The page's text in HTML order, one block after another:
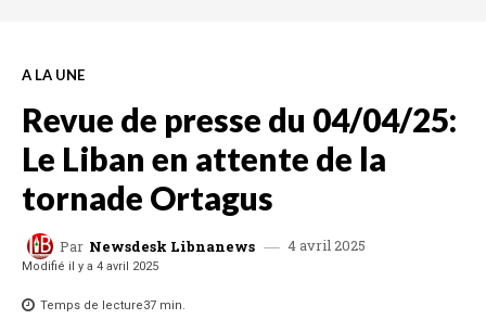
A LA UNE
Revue de presse du 04/04/25:
Le Liban en attente de la
tornade Ortagus
Par Newsdesk Libnanews 4 avril 2025
Modifié il y a 4 avril 2025
Temps de lecture37 min.